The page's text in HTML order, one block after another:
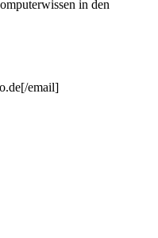
in den
email]